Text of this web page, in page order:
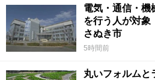
電気・通信・機
を行う人が対
さぬき市
5時間前
丸いフォルムと